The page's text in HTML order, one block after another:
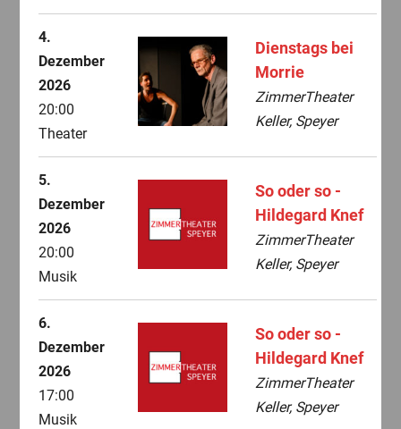
4.
Dezember
2026
20:00
Theater
Dienstags bei
Morrie
ZimmerTheater
Keller, Speyer
5.
Dezember
2026
20:00
Musik
So oder so -
Hildegard Knef
ZimmerTheater
Keller, Speyer
6.
Dezember
2026
17:00
Musik
So oder so -
Hildegard Knef
ZimmerTheater
Keller, Speyer